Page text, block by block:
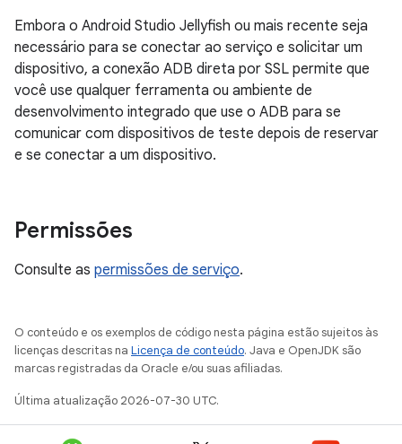
Embora o Android Studio Jellyfish ou mais recente seja
necessário para se conectar ao serviço e solicitar um
dispositivo, a conexão ADB direta por SSL permite que
você use qualquer ferramenta ou ambiente de
desenvolvimento integrado que use o ADB para se
comunicar com dispositivos de teste depois de reservar
e se conectar a um dispositivo.
Permissões
Consulte as permissões de serviço.
O conteúdo e os exemplos de código nesta página estão sujeitos às
licenças descritas na Licença de conteúdo. Java e OpenJDK são
marcas registradas da Oracle e/ou suas afiliadas.
Última atualização 2026-07-30 UTC.